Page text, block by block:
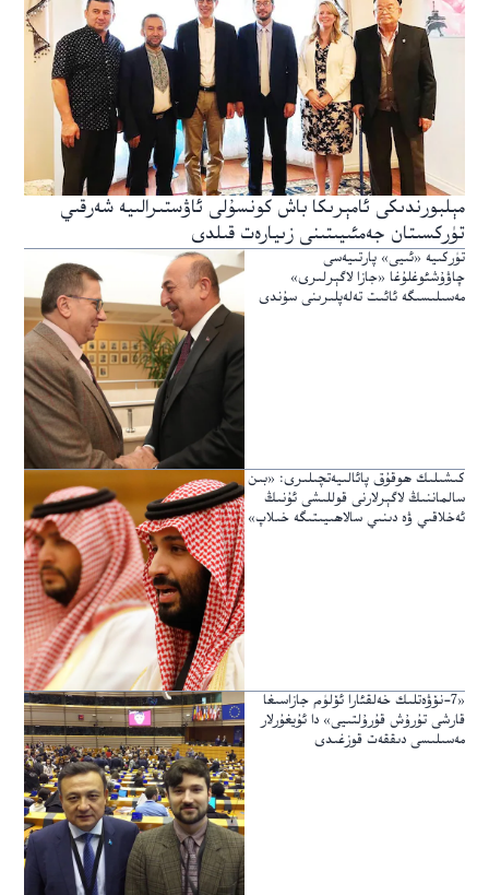
مېلبورندىكى ئامېرىكا باش كونسۇلى ئاۋستىرالىيە شەرقىي
تۈركسىتان جەمئىيىتىنى زىيارەت قىلدى
تۈركىيە «ئىيى» پارتىيەسى
چاۋۇشئوغلۇغا «جازا لاگېرلىرى»
مەسىلىسىگە ئائىت تەلەپلىرىنى سۇندى
كىشىلىك ھوقۇق پائالىيەتچىلىرى: «بىن
سالماننىڭ لاگېرلارنى قوللىشى ئۇنىڭ
ئەخلاقىي ۋە دىنىي سالاھىيىتىگە خىلاپ»
«7-نۆۋەتلىك خەلقئارا ئۆلۈم جازاسىغا
قارشى تۇرۇش قۇرۇلتىيى» دا ئۇيغۇرلار
مەسىلىسى دىققەت قوزغىدى